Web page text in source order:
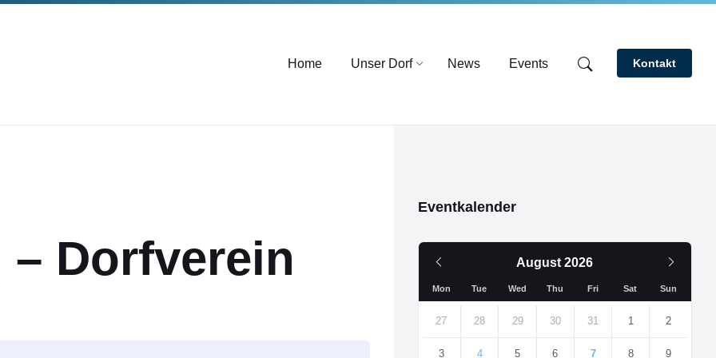
Home Unser Dorf News Events Kontakt
Dorfverein
Eventkalender
August2026
Monat
Monat
Mon Tue Wed Thu Fri Sat Sun
Kalendertage
27 28 29 30 31 1 2
3 4 5 6 7 8 9